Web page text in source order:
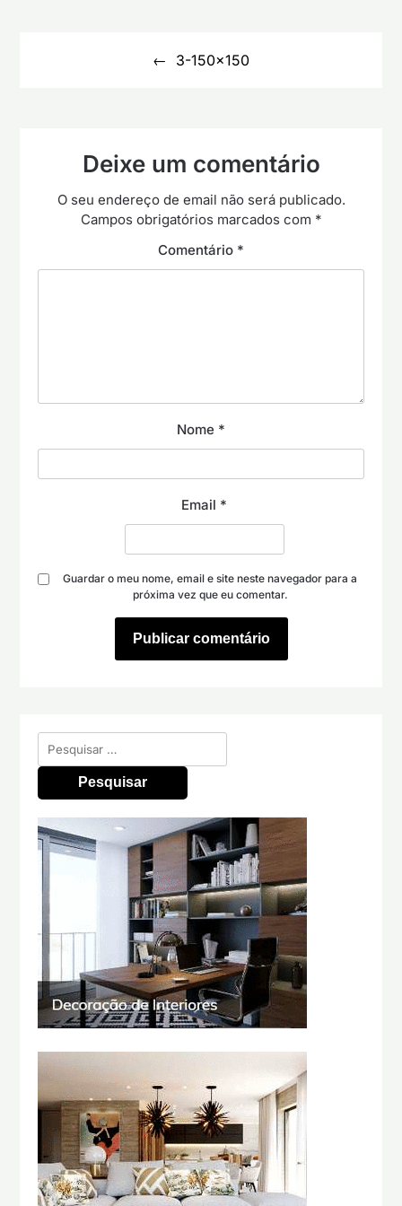
3-150×150
Deixe um comentário
O seu endereço de email não será publicado.
Campos obrigatórios marcados com *
Comentário *
Nome *
Email *
Guardar o meu nome, email e site neste navegador para a
próxima vez que eu comentar.
Pesquisar
por: